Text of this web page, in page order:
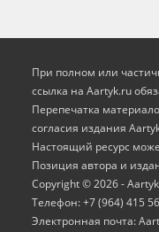
При полном или
ссылка на Aartyk.ru
Перепечатка
согласия издания
Настоящий ресурс
Позиция автора и
Copyright © 2026 -
Телефон: +7 (964) 415
Электронная почта: